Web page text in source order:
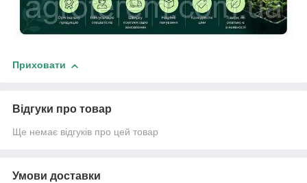
Приховати
Відгуки про товар
Ще немає відгуків про цей товар
Умови доставки